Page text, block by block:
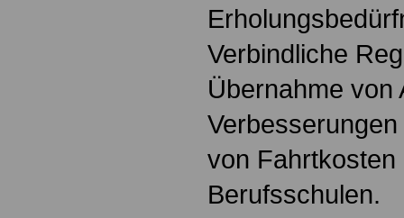
Verbindliche
Übernahme von
von
Berufsschulen.